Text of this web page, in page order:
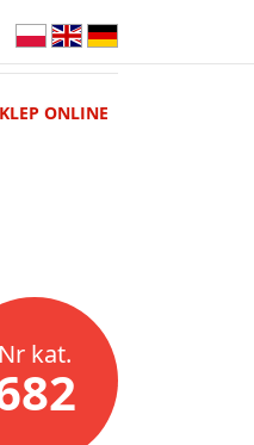
ONLINE
Nr kat.